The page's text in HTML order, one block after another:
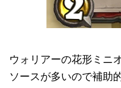
ウォリアーの花形ミニ
ソースが多いので補助